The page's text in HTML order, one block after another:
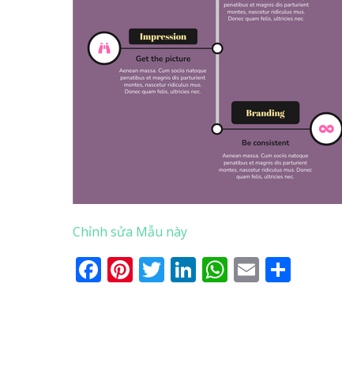
Chỉnh sửa Mẫu này
Facebook
Pinterest
Twitter
LinkedIn
WhatsApp
Email